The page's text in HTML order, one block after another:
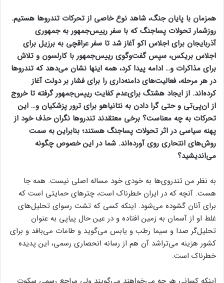
همزمان با پایان جنگ، شاهد نوع خاصی از تحرکات تندروها هستیم.
روزشمار تحولات پساجنگ که با سفر رییس‌جمهور به جمهوری
آذربایجان برای اجلاس اکو آغاز شد تا سفر عراقچی به برزیل برای
اجلاس بریکس، سپس گفت‌وگوی رییس‌جمهور با کارلسون و تلاش
برای مذاکرات و… ادامه پیدا کرد، همه اینها نشان می‌دهد که تندروها
در هر مرحله، فعالیت‌های دامنه‌داری را برای فشار بر دولت آغاز
کرده‌اند. از ایجاد هشتگ برای‌عدم کفایت رییس‌جمهور گرفته تا خروج
از ان‌پی‌تی و حتی گرا دادن به نتانیاهو برای ترور پزشکیان و… این
تحرکات به چه معناست؟ برخی معتقدند تندروها نگران حذف خود از
پهنه سیاسی در اثر تحولات پساجنگ هستند؛ بنابراین به سمت
روش‌های انتحاری روی آورده‌اند. شما در این خصوص چگونه
می‌اندیشید؟
به نظر من تندروی‌ها به خودی خود مساله اصلی نیست. همه جا
هست. آنچه که در ایران خطرناک است، چترهای حمایتی است که
برای آنان گشوده می‌شود. اینکه کسی که تشت رسوای تحلیل‌های
غلط او از آسمان به زمین افتاده و در عین حال پیاپی به عنوان
تحلیل‌گر صدا و سیما رطب و یابس می‌گوید و طامات می‌بافد و برای
کشور هزینه می‌تراشد آن هم از رسانه انحصاری رسمی، این پدیده
خطرناک است.